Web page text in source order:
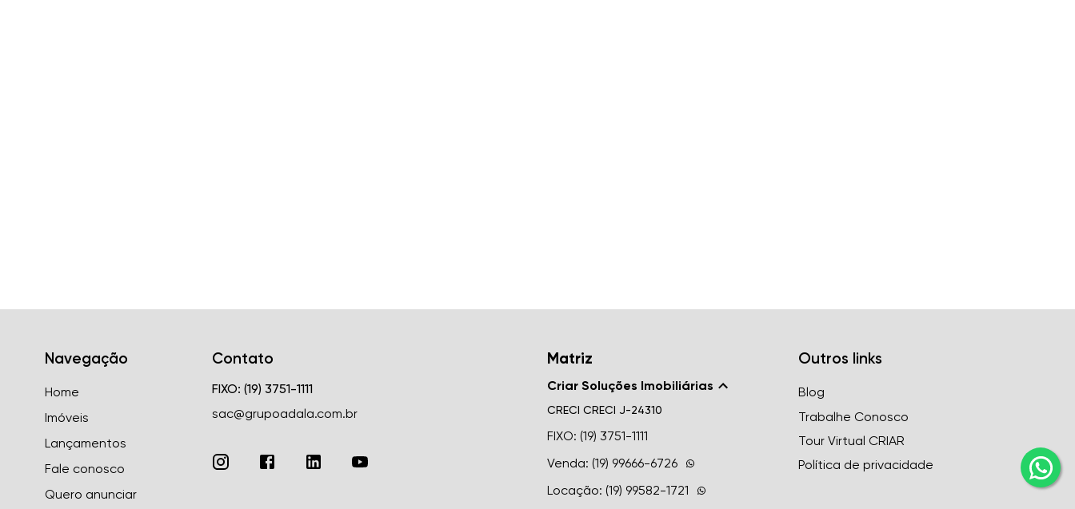
Navegação
Home
Imóveis
Lançamentos
Fale conosco
Quero anunciar
Contato
FIXO: (19) 3751-1111
sac@grupoadala.com.br
Matriz
Criar Soluções Imobiliárias
CRECI CRECI J-24310
FIXO: (19) 3751-1111
Venda: (19) 99666-6726
Locação: (19) 99582-1721
Outros links
Blog
Trabalhe Conosco
Tour Virtual CRIAR
Política de privacidade